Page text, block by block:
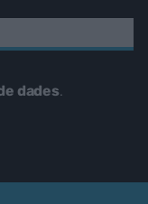
dades